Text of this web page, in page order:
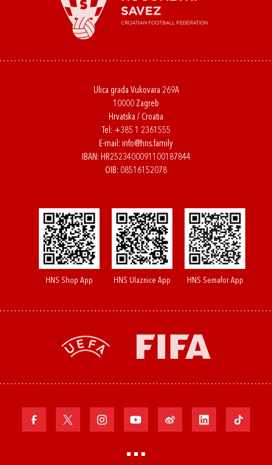
Ulica grada Vukovara 269A
10000 Zagreb
Hrvatska / Croatia
Tel: +385 1 2361555
E-mail: info@hns.family
IBAN: HR2523400091100187844
OIB: 08516152078
HNS Shop App HNS Ulaznice App HNS Semafor App